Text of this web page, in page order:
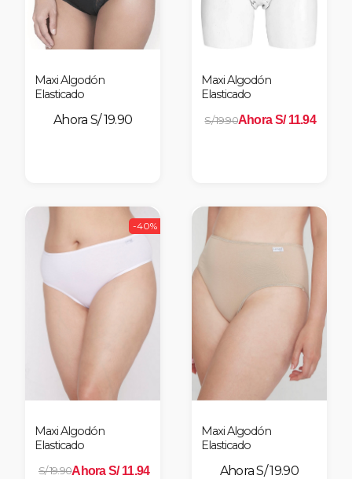
Maxi Algodón
Elasticado
S/ 19.90
Maxi Algodón
Elasticado
S/ 19.90Ahora S/ 11.94
-40%
Maxi Algodón
Elasticado
S/ 19.90Ahora S/ 11.94
Maxi Algodón
Elasticado
S/ 19.90